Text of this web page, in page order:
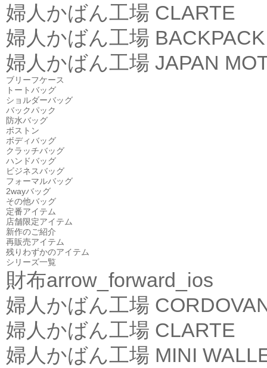
婦人かばん工場 CLARTE
婦人かばん工場 BACKPACK
婦人かばん工場 JAPAN
ブリーフケース
トートバッグ
ショルダーバッグ
バックパック
防水バッグ
ボストン
ボディバッグ
クラッチバッグ
ハンドバッグ
ビジネスバッグ
フォーマルバッグ
2wayバッグ
その他バッグ
定番アイテム
店舗限定アイテム
新作のご紹介
再販売アイテム
残りわずかのアイテム
シリーズ一覧
財布arrow_forward_ios
婦人かばん工場
婦人かばん工場 CLARTE
婦人かばん工場 MINI